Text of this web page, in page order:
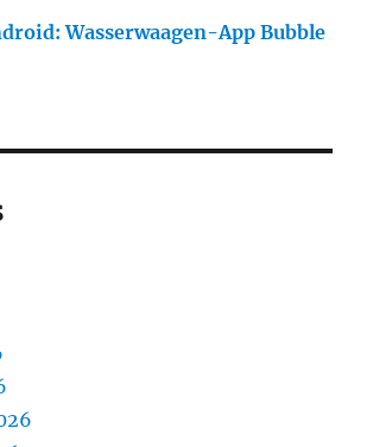
Wasserwaagen-App Bubble